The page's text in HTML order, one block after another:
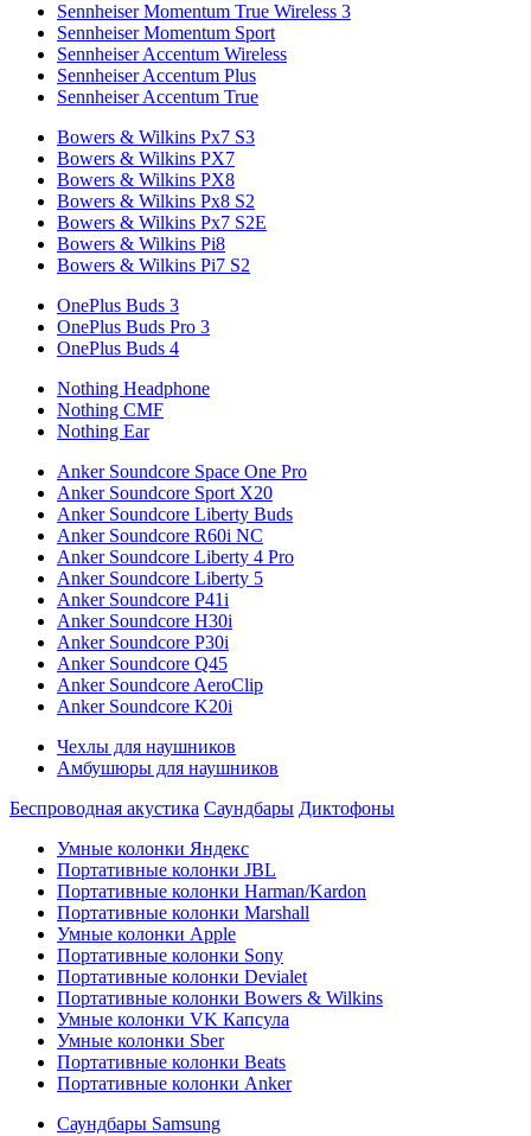
Sennheiser Momentum True Wireless 3
Sennheiser Momentum Sport
Sennheiser Accentum Wireless
Sennheiser Accentum Plus
Sennheiser Accentum True
Bowers & Wilkins Px7 S3
Bowers & Wilkins PX7
Bowers & Wilkins PX8
Bowers & Wilkins Px8 S2
Bowers & Wilkins Px7 S2E
Bowers & Wilkins Pi8
Bowers & Wilkins Pi7 S2
OnePlus Buds 3
OnePlus Buds Pro 3
OnePlus Buds 4
Nothing Headphone
Nothing CMF
Nothing Ear
Anker Soundcore Space One Pro
Anker Soundcore Sport X20
Anker Soundcore Liberty Buds
Anker Soundcore R60i NC
Anker Soundcore Liberty 4 Pro
Anker Soundcore Liberty 5
Anker Soundcore P41i
Anker Soundcore H30i
Anker Soundcore P30i
Anker Soundcore Q45
Anker Soundcore AeroClip
Anker Soundcore K20i
Чехлы для наушников
Амбушюры для наушников
Беспроводная акустика Саундбары Диктофоны
Умные колонки Яндекс
Портативные колонки JBL
Портативные колонки Harman/Kardon
Портативные колонки Marshall
Умные колонки Apple
Портативные колонки Sony
Портативные колонки Devialet
Портативные колонки Bowers & Wilkins
Умные колонки VK Капсула
Умные колонки Sber
Портативные колонки Beats
Портативные колонки Anker
Саундбары Samsung